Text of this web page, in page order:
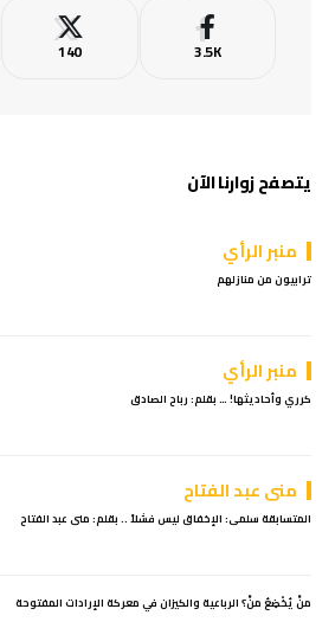
3.5K
140
يتصفح زوارنا الآن
منبر الرأي
ترابيون من منازلهم
منبر الرأي
كرري وأحاديثها! … بقلم: رباح الصادق
منى عبد الفتاح
المتسابقة سلمى: الإخفاق ليس فشلاً .. بقلم: منى عبد الفتاح
منّْ يُخْضِعُ منّْ؟ الرباعية والكيزان في معركة الإرادات المفتوحة